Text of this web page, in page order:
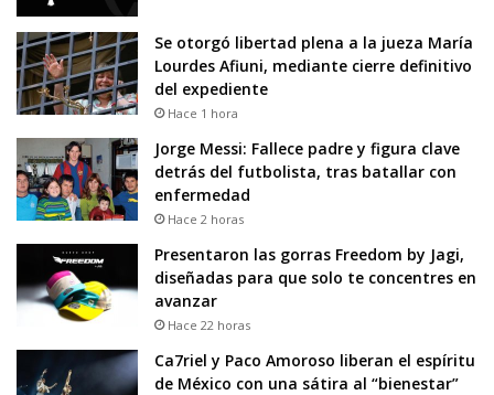
Se otorgó libertad plena a la jueza María
Lourdes Afiuni, mediante cierre definitivo
del expediente
Hace 1 hora
Jorge Messi: Fallece padre y figura clave
detrás del futbolista, tras batallar con
enfermedad
Hace 2 horas
Presentaron las gorras Freedom by Jagi,
diseñadas para que solo te concentres en
avanzar
Hace 22 horas
Ca7riel y Paco Amoroso liberan el espíritu
de México con una sátira al “bienestar”